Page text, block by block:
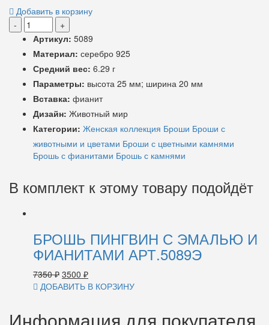
Добавить в корзину
-
+
Артикул: 5089
Материал: серебро 925
Средний вес: 6.29 г
Параметры: высота 25 мм; ширина 20 мм
Вставка: фианит
Дизайн: Животный мир
Категории: Женская коллекция Броши Броши с
животными и цветами Броши с цветными камнями
Брошь с фианитами Брошь с камнями
В комплект к этому товару подойдёт
БРОШЬ ПИНГВИН С ЭМАЛЬЮ И
ФИАНИТАМИ АРТ.5089Э
7350 ₽ 3500 ₽
ДОБАВИТЬ В КОРЗИНУ